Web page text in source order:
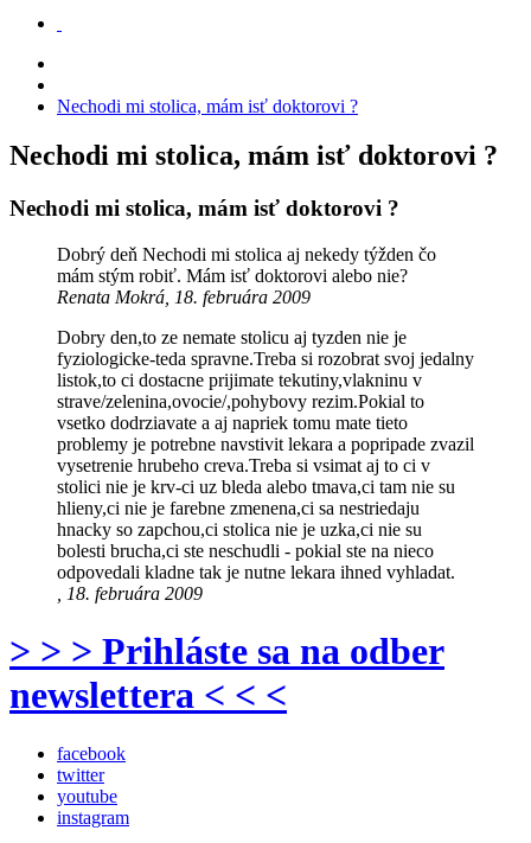
Nechodi mi stolica, mám isť doktorovi ?
Nechodi mi stolica, mám isť doktorovi ?
Nechodi mi stolica, mám isť doktorovi ?
Dobrý deň Nechodi mi stolica aj nekedy týžden čo
mám stým robiť. Mám isť doktorovi alebo nie?
Renata Mokrá, 18. februára 2009
Dobry den,to ze nemate stolicu aj tyzden nie je
fyziologicke-teda spravne.Treba si rozobrat svoj jedalny
listok,to ci dostacne prijimate tekutiny,vlakninu v
strave/zelenina,ovocie/,pohybovy rezim.Pokial to
vsetko dodrziavate a aj napriek tomu mate tieto
problemy je potrebne navstivit lekara a popripade zvazil
vysetrenie hrubeho creva.Treba si vsimat aj to ci v
stolici nie je krv-ci uz bleda alebo tmava,ci tam nie su
hlieny,ci nie je farebne zmenena,ci sa nestriedaju
hnacky so zapchou,ci stolica nie je uzka,ci nie su
bolesti brucha,ci ste neschudli - pokial ste na nieco
odpovedali kladne tak je nutne lekara ihned vyhladat.
, 18. februára 2009
> > > Prihláste sa na odber
newslettera < < <
facebook
twitter
youtube
instagram